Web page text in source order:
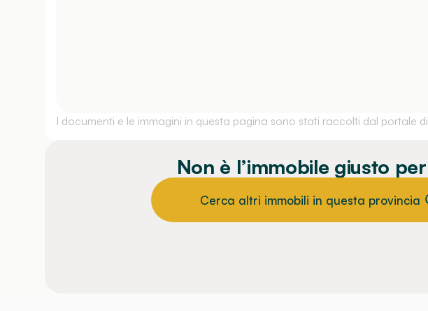
I documenti e le immagini in questa pagina sono stati raccolti dal portale
Non è l’immobile giusto
Cerca altri immobili in questa provincia